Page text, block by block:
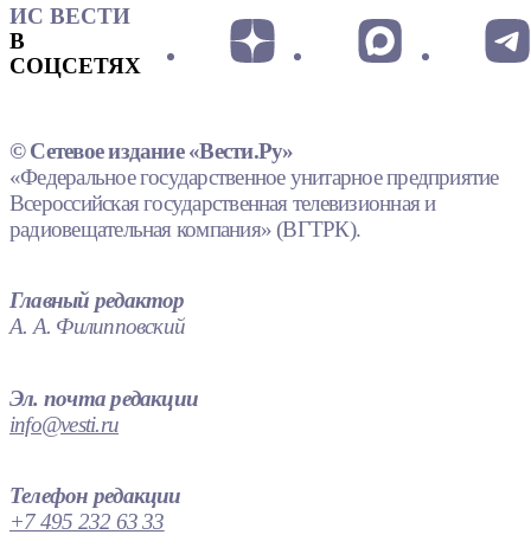
ИС ВЕСТИ
В
СОЦСЕТЯХ
© Сетевое издание «Вести.Ру»
«Федеральное государственное унитарное предприятие
Всероссийская государственная телевизионная и
радиовещательная компания» (ВГТРК).
Главный редактор
А. А. Филипповский
Эл. почта редакции
info@vesti.ru
Телефон редакции
+7 495 232 63 33